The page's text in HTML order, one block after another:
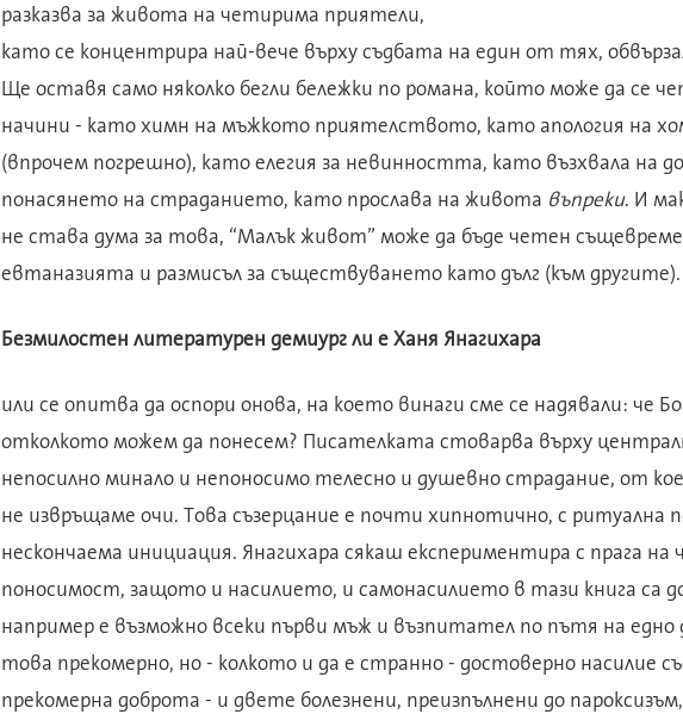
разказва за живота на четирима приятели,
като се концентрира най-вече върху съдбата на един от тях,
Ще оставя само няколко бегли бележки по романа, който може да се
начини - като химн на мъжкото приятелството, като апология на
(впрочем погрешно), като елегия за невинността, като възхвала на
понасянето на страданието, като прослава на живота въпреки. И
не става дума за това, “Малък живот” може да бъде четен
евтаназията и размисъл за съществуването като дълг (към другите).
Безмилостен литературен демиург ли е Ханя Янагихара
или се опитва да оспори онова, на което винаги сме се надявали: че
отколкото можем да понесем? Писателката стоварва върху
непосилно минало и непоносимо телесно и душевно страдание, от
не извръщаме очи. Това съзерцание е почти хипнотично, с
нескончаема инициация. Янагихара сякаш експериментира с прага
поносимост, защото и насилието, и самонасилието в тази книга са
например е възможно всеки първи мъж и възпитател по пътя на едно
това прекомерно, но - колкото и да е странно - достоверно насилие
прекомерна доброта - и двете болезнени, преизпълнени до